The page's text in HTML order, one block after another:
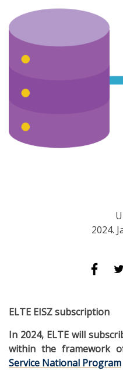
2024.
ELTE EISZ subscription
In 2024, ELTE will
within the framework
Service National Program